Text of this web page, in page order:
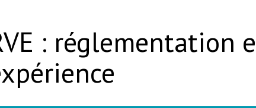
: réglementation